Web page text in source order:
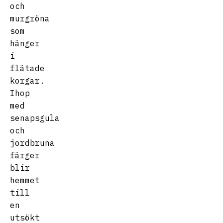
och
murgröna
som
hänger
i
flätade
korgar.
Ihop
med
senapsgula
och
jordbruna
färger
blir
hemmet
till
en
utsökt